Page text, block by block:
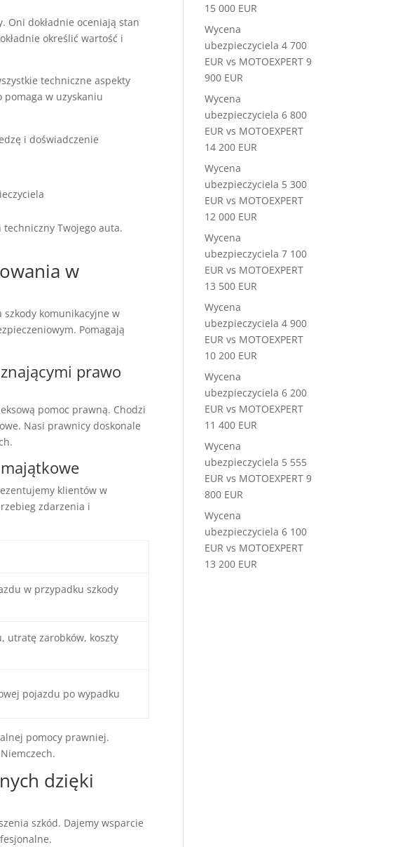
Oni dokładnie oceniają stan
określić wartość i
techniczne aspekty
pomaga w uzyskaniu
i doświadczenie
techniczny Twojego auta.
w
komunikacyjne w
Pomagają
prawo
pomoc prawną. Chodzi
Nasi prawnicy doskonale
klientów w
zdarzenia i
w przypadku szkody
utratę zarobków, koszty
pojazdu po wypadku
pomocy prawniej.
dzięki
szkód. Dajemy wsparcie
15 000 EUR
Wycena
ubezpieczyciela 4 700
EUR vs MOTOEXPERT 9
900 EUR
Wycena
ubezpieczyciela 6 800
EUR vs MOTOEXPERT
14 200 EUR
Wycena
ubezpieczyciela 5 300
EUR vs MOTOEXPERT
12 000 EUR
Wycena
ubezpieczyciela 7 100
EUR vs MOTOEXPERT
13 500 EUR
Wycena
ubezpieczyciela 4 900
EUR vs MOTOEXPERT
10 200 EUR
Wycena
ubezpieczyciela 6 200
EUR vs MOTOEXPERT
11 400 EUR
Wycena
ubezpieczyciela 5 555
EUR vs MOTOEXPERT 9
800 EUR
Wycena
ubezpieczyciela 6 100
EUR vs MOTOEXPERT
13 200 EUR